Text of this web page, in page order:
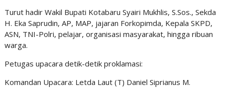
Turut hadir Wakil Bupati Kotabaru Syairi Mukhlis, S.Sos., Sekda
H. Eka Saprudin, AP, MAP, jajaran Forkopimda, Kepala SKPD,
ASN, TNI-Polri, pelajar, organisasi masyarakat, hingga ribuan
warga.
Petugas upacara detik-detik proklamasi:
Komandan Upacara: Letda Laut (T) Daniel Siprianus M.